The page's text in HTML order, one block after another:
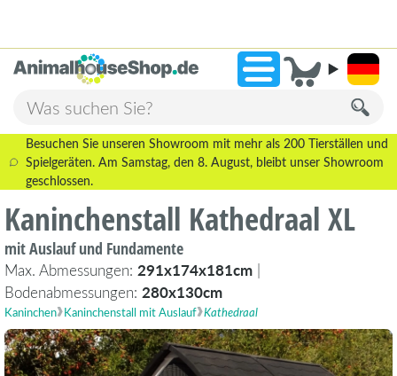
»2.238 Bewertungen!
Besuchen Sie unseren Showroom mit mehr als 200 Tierställen und
Spielgeräten. Am Samstag, den 8. August, bleibt unser Showroom
geschlossen.
Kaninchenstall Kathedraal XL
mit Auslauf und Fundamente
Max. Abmessungen: 291x174x181cm |
Bodenabmessungen: 280x130cm
Kaninchen Kaninchenstall mit Auslauf Kathedraal